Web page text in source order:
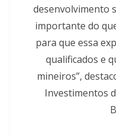
desenvolvimento
importante do
para que essa
qualificados e
mineiros”,
Investimentos